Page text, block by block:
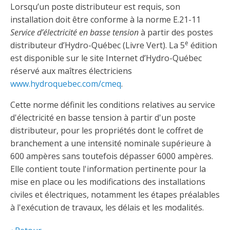
Découvrez notre campagne de
sensibilisation
Déposer une plainte
Faire affaire avec un maître électricien
Comment choisir un entrepreneur électricien
Découvrir l'espace Entrepreneurs
électriciens
lien
s’ouvrira
dans
une
nouvelle
fenêtre
Quiz de la semaine
Avantages et privilèges
pour les membres
Découvrir l'espace Devenir
entrepreneur
lien
s’ouvrira
dans
une
nouvelle
fenêtre
Documents
Formulaires, guides et autres documents
informatifs
Demande de délivrance ou de modification d’une
licence d’entrepreneur
Découvrir l'espace La CMEQ
À propos de la CMEQ
Mission et historique
Instances décisionnelles
Comités de la CMEQ
Le personnel de la CMEQ
Découvrir l'espace Formation continue
lien
s’ouvrira
dans
une
nouvelle
fenêtre
Centre d'expertise et de formation
À propos
Offre de formation de la CMEQ
Lorsqu’un poste distributeur est requis, son
installation doit être conforme à la norme E.21-11
Service d’électricité en basse tensionà partir des postes
distributeur d’Hydro-Québec (Livre Vert). La 5e édition
est disponible sur le site Internet d’Hydro-Québec
réservé aux maîtres électriciens
www.hydroquebec.com/cmeq.
Cette norme définit les conditions relatives au service
d'électricité en basse tension à partir d'un poste
distributeur, pour les propriétés dont le coffret de
branchement a une intensité nominale supérieure à
600 ampères sans toutefois dépasser 6000 ampères.
Elle contient toute l'information pertinente pour la
mise en place ou les modifications des installations
civiles et électriques, notamment les étapes préalables
à l'exécution de travaux, les délais et les modalités.